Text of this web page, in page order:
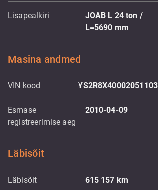
Lisapealkiri
JOAB L 24 ton /
L=5690 mm
Masina andmed
VIN kood YS2R8X40002051103
Esmase
registreerimise aeg
2010-04-09
Läbisõit
Läbisõit 615 157 km